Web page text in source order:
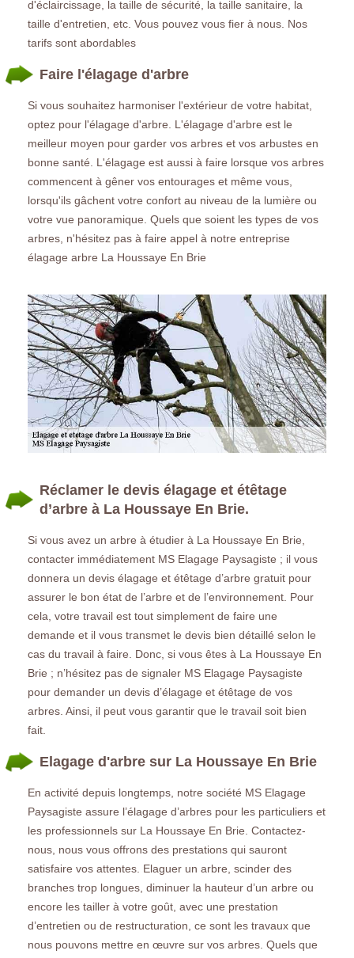
d'éclaircissage, la taille de sécurité, la taille sanitaire, la
taille d'entretien, etc. Vous pouvez vous fier à nous. Nos
tarifs sont abordables
Faire l'élagage d'arbre
Si vous souhaitez harmoniser l'extérieur de votre habitat,
optez pour l'élagage d'arbre. L'élagage d'arbre est le
meilleur moyen pour garder vos arbres et vos arbustes en
bonne santé. L'élagage est aussi à faire lorsque vos arbres
commencent à gêner vos entourages et même vous,
lorsqu'ils gâchent votre confort au niveau de la lumière ou
votre vue panoramique. Quels que soient les types de vos
arbres, n'hésitez pas à faire appel à notre entreprise
élagage arbre La Houssaye En Brie
Réclamer le devis élagage et étêtage
d’arbre à La Houssaye En Brie.
Si vous avez un arbre à étudier à La Houssaye En Brie,
contacter immédiatement MS Elagage Paysagiste ; il vous
donnera un devis élagage et étêtage d’arbre gratuit pour
assurer le bon état de l’arbre et de l’environnement. Pour
cela, votre travail est tout simplement de faire une
demande et il vous transmet le devis bien détaillé selon le
cas du travail à faire. Donc, si vous êtes à La Houssaye En
Brie ; n’hésitez pas de signaler MS Elagage Paysagiste
pour demander un devis d’élagage et étêtage de vos
arbres. Ainsi, il peut vous garantir que le travail soit bien
fait.
Elagage d'arbre sur La Houssaye En Brie
En activité depuis longtemps, notre société MS Elagage
Paysagiste assure l’élagage d’arbres pour les particuliers et
les professionnels sur La Houssaye En Brie. Contactez-
nous, nous vous offrons des prestations qui sauront
satisfaire vos attentes. Elaguer un arbre, scinder des
branches trop longues, diminuer la hauteur d’un arbre ou
encore les tailler à votre goût, avec une prestation
d’entretien ou de restructuration, ce sont les travaux que
nous pouvons mettre en œuvre sur vos arbres. Quels que